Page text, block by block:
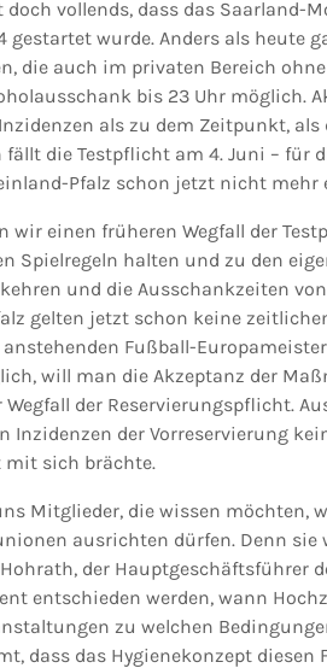
vollends, dass das Saarland-
gestartet wurde. Anders als heute
die auch im privaten Bereich
bis 23 Uhr möglich.
als zu dem Zeitpunkt,
fällt die Testpflicht am 4. Juni – für
Pfalz schon jetzt nicht mehr
wir einen früheren Wegfall der
Spielregeln halten und zu den
und die Ausschankzeiten
gelten jetzt schon keine
Fußball-
will man die Akzeptanz der
der Reservierungspflicht.
Inzidenzen der Vorreservierung
sich brächte.
Mitglieder, die wissen möchten,
ausrichten dürfen. Denn sie
der Hauptgeschäftsführer
entschieden werden, wann
zu welchen
dass das Hygienekonzept